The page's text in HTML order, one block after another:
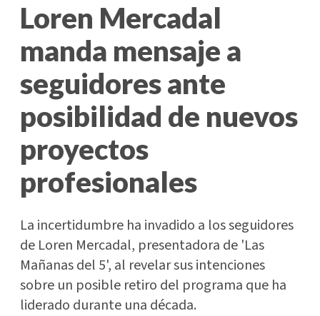
Loren Mercadal
manda mensaje a
seguidores ante
posibilidad de nuevos
proyectos
profesionales
La incertidumbre ha invadido a los seguidores
de Loren Mercadal, presentadora de 'Las
Mañanas del 5', al revelar sus intenciones
sobre un posible retiro del programa que ha
liderado durante una década.